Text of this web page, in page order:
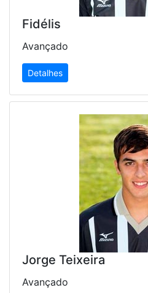
Fidélis
Avançado
Detalhes
Jorge Teixeira
Avançado